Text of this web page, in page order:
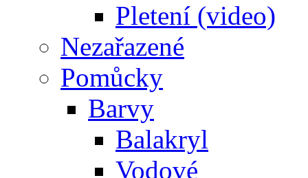
Pletení (video)
Nezařazené
Pomůcky
Barvy
Balakryl
Vodové